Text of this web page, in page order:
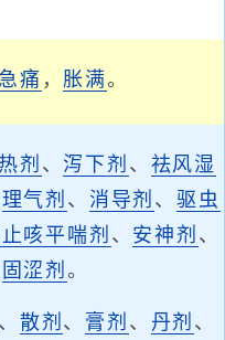
痛 ， 胀满。
剂 、 泻下剂 、 祛风湿
理气剂 、 消导剂 、驱虫
咳平喘剂 、 安神剂 、
固涩剂。
、 散剂 、 膏剂 、 丹剂 、